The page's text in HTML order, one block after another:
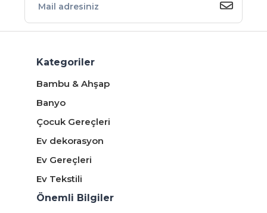
Kategoriler
Bambu & Ahşap
Banyo
Çocuk Gereçleri
Ev dekorasyon
Ev Gereçleri
Ev Tekstili
Önemli Bilgiler